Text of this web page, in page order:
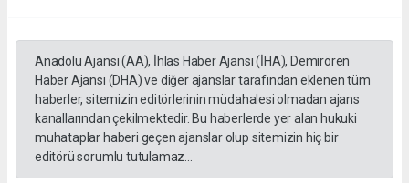
Anadolu Ajansı (AA), İhlas Haber Ajansı (İHA), Demirören
Haber Ajansı (DHA) ve diğer ajanslar tarafından eklenen tüm
haberler, sitemizin editörlerinin müdahalesi olmadan ajans
kanallarından çekilmektedir. Bu haberlerde yer alan hukuki
muhataplar haberi geçen ajanslar olup sitemizin hiç bir
editörü sorumlu tutulamaz...